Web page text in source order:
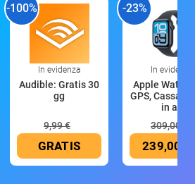
-100%
In evidenza
Audible: Gratis 30
gg
9,99 €
GRATIS
-23%
In evidenza
Apple Watch
GPS, Cassa
in all
309,00 €
239,00 €